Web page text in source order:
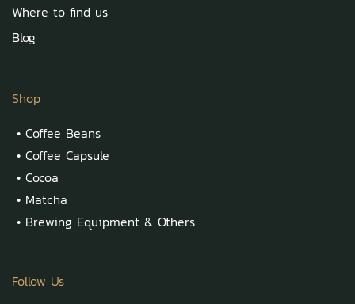
Where to find us
Blog
Shop
• Coffee Beans
• Coffee Capsule
• Cocoa
• Matcha
• Brewing Equipment & Others
Follow Us